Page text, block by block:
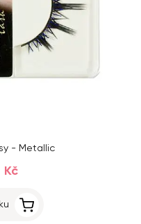
- Metallic
Kč